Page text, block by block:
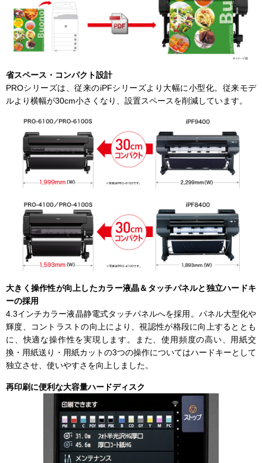
省スペース・コンパクト設計
PROシリーズは、従来のiPFシリーズより大幅に小型化。従来モデ
ルより横幅が30cm小さくなり、設置スペースを削減しています。
大きく操作性が向上したカラー液晶＆タッチパネルと独立ハードキ
ーの採用
4.3インチカラー液晶静電式タッチパネルへを採用。パネル大型化や
輝度、コントラストの向上により、視認性が格段に向上するととも
に、快適な操作性を実現します。また、使用頻度の高い、用紙交
換・用紙送り・用紙カットの3つの操作についてはハードキーとして
独立させ、使いやすさを向上しました。
再印刷に便利な大容量ハードディスク